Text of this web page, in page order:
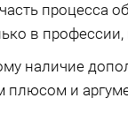
процесса
в
наличие
плюсом и